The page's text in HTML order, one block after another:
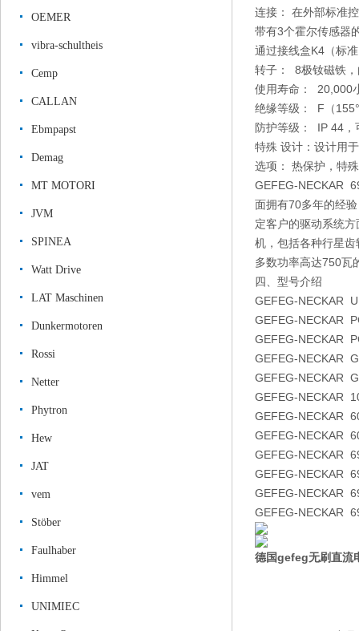
OEMER
vibra-schultheis
Cemp
CALLAN
Ebmpapst
Demag
MT MOTORI
JVM
SPINEA
Watt Drive
LAT Maschinen
Dunkermotoren
Rossi
Netter
Phytron
Hew
JAT
vem
Stöber
Faulhaber
Himmel
UNIMIEC
连接： 在外部标准
带有3个霍尔传感器
通过接线盒K4（标
转子： 8极钕磁铁
使用寿命： 20,000
绝缘等级： F（
防护等级： IP 44，
特殊 设计：设计用
选项： 热保护，特
GEFEG-NECKAR
面拥有70多年的经
定客户的驱动系统
机，包括各种行星
多数功率高达750瓦
四、型号介绍
GEFEG-NECKAR
GEFEG-NECKAR
GEFEG-NECKAR
GEFEG-NECKAR
GEFEG-NECKAR
GEFEG-NECKAR
GEFEG-NECKAR
GEFEG-NECKAR
GEFEG-NECKAR
GEFEG-NECKAR
GEFEG-NECKAR
GEFEG-NECKAR
德国gefeg无刷直流